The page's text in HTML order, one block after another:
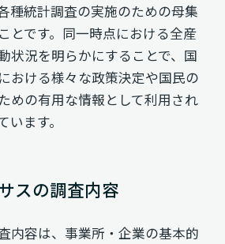
種統計調査の実施のための母集
とです。同一時点における全産
状況を明らかにすることで、国
おける様々な政策決定や国民の
めの有用な情報として利用され
ます。
スの調査内容
内容は、事業所・企業の基本的